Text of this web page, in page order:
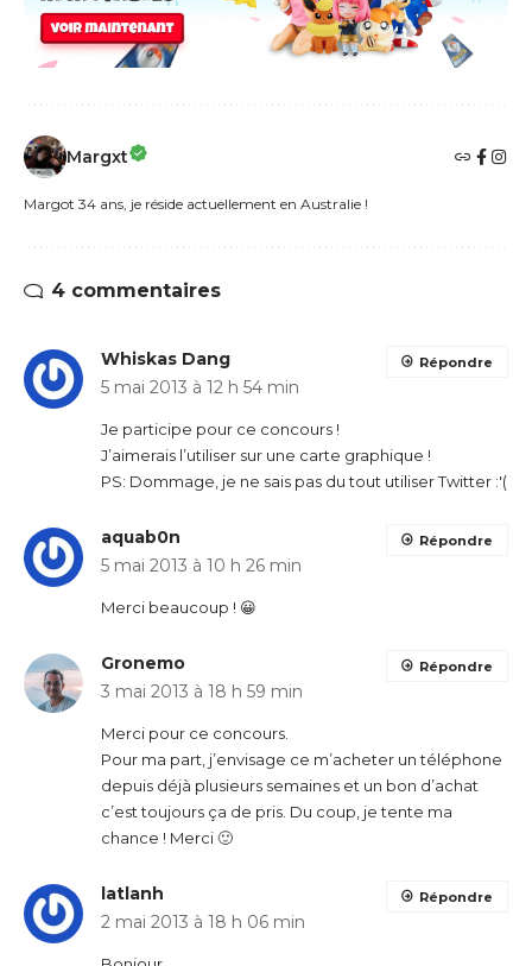
Margxt
Margot 34 ans, je réside actuellement en Australie !
4 commentaires
Whiskas Dang
5 mai 2013 à 12 h 54 min
Je participe pour ce concours !
J’aimerais l’utiliser sur une carte graphique !
PS: Dommage, je ne sais pas du tout utiliser Twitter :'(
Répondre
aquab0n
5 mai 2013 à 10 h 26 min
Merci beaucoup ! 😀
Répondre
Gronemo
3 mai 2013 à 18 h 59 min
Merci pour ce concours.
Pour ma part, j’envisage ce m’acheter un téléphone
depuis déjà plusieurs semaines et un bon d’achat
c’est toujours ça de pris. Du coup, je tente ma
chance ! Merci 🙂
Répondre
latlanh
2 mai 2013 à 18 h 06 min
Répondre